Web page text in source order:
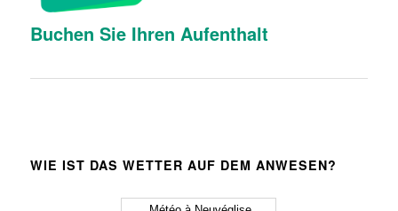
Buchen Sie Ihren Aufenthalt
WIE IST DAS WETTER AUF DEM ANWESEN?